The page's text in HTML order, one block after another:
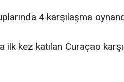
4 karşılaşma
kez katılan Curaçao